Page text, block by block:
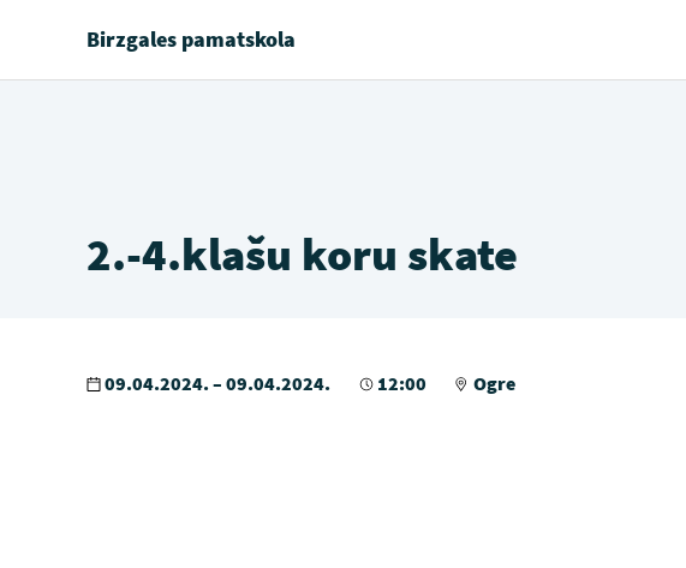
Birzgales pamatskola
2.-4.klašu koru skate
09.04.2024. – 09.04.2024. 12:00 Ogre